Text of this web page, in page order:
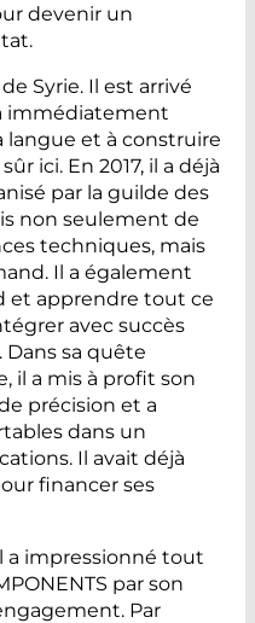
devenir un
Syrie. Il est arrivé
immédiatement
langue et à construire
ici. En 2017, il a déjà
par la guilde des
non seulement de
techniques, mais
Il a également
et apprendre tout ce
avec succès
sa quête
il a mis à profit son
précision et a
dans un
Il avait déjà
financer ses
a impressionné tout
par son
Par